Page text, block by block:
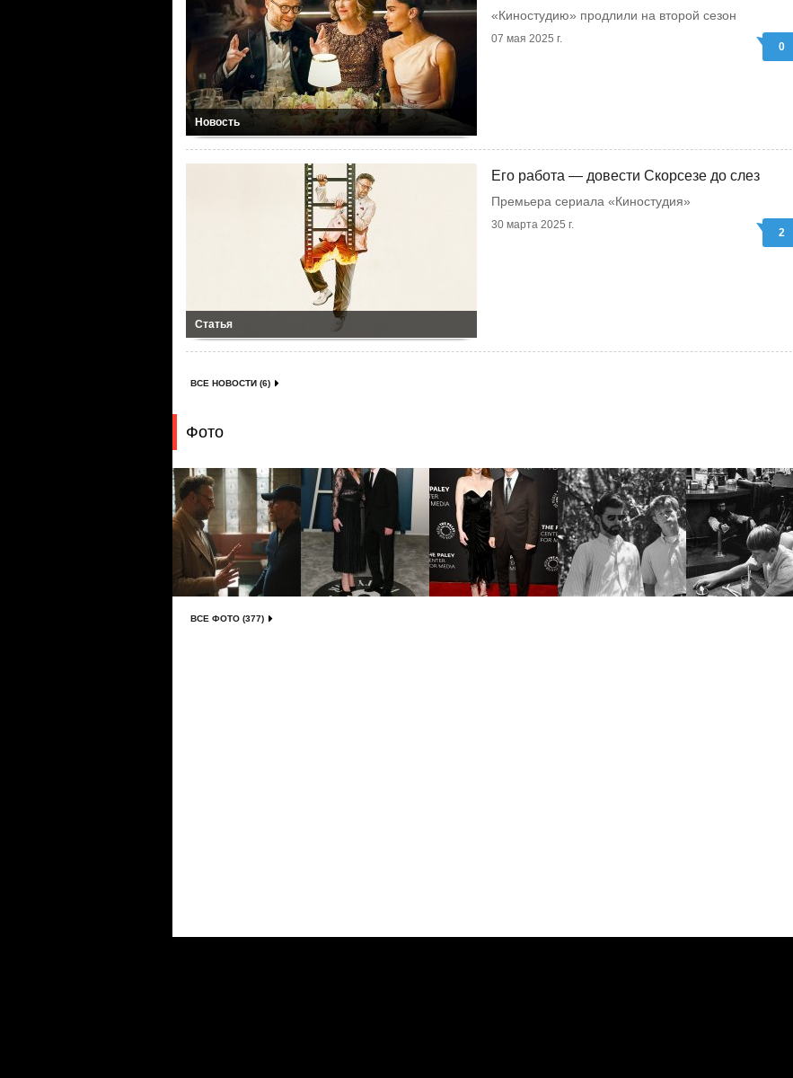
Новость
«Киностудию» продлили на второй сезон
07 мая 2025 г.
0
Статья
Его работа — довести Скорсезе до слез
Премьера сериала «Киностудия»
30 марта 2025 г.
2
ВСЕ НОВОСТИ (6)
Фото
ВСЕ ФОТО (377)